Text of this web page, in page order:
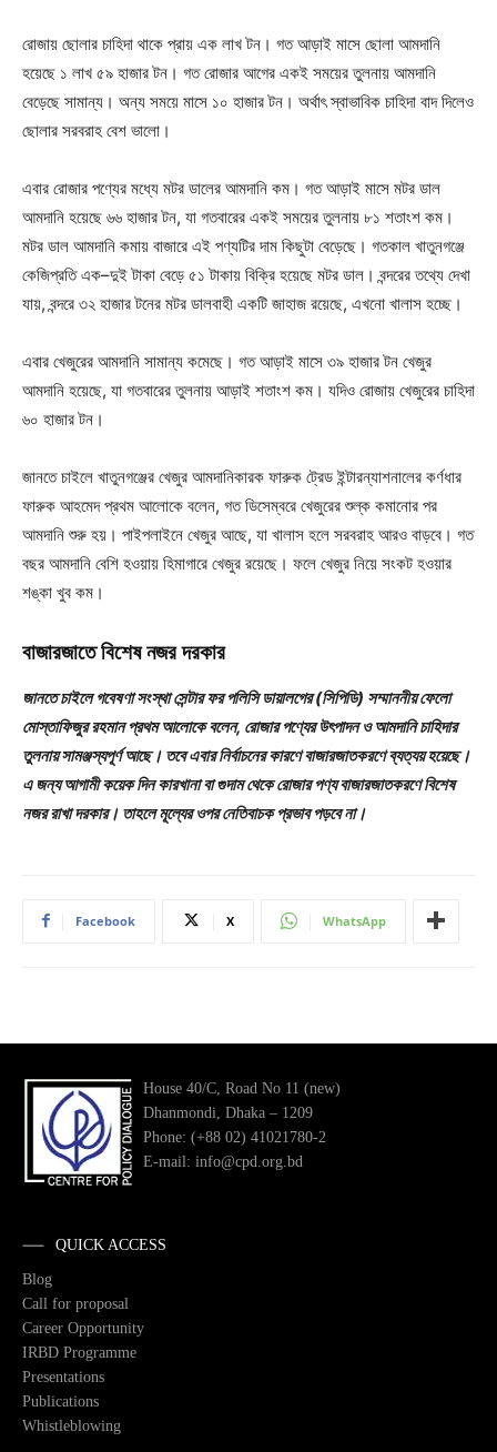
রোজায় ছোলার চাহিদা থাকে প্রায় এক লাখ টন। গত আড়াই মাসে ছোলা আমদানি
হয়েছে ১ লাখ ৫৯ হাজার টন। গত রোজার আগের একই সময়ের তুলনায় আমদানি
বেড়েছে সামান্য। অন্য সময়ে মাসে ১০ হাজার টন। অর্থাৎ স্বাভাবিক চাহিদা বাদ দিলেও
ছোলার সরবরাহ বেশ ভালো।
এবার রোজার পণ্যের মধ্যে মটর ডালের আমদানি কম। গত আড়াই মাসে মটর ডাল
আমদানি হয়েছে ৬৬ হাজার টন, যা গতবারের একই সময়ের তুলনায় ৮১ শতাংশ কম।
মটর ডাল আমদানি কমায় বাজারে এই পণ্যটির দাম কিছুটা বেড়েছে। গতকাল খাতুনগঞ্জে
কেজিপ্রতি এক–দুই টাকা বেড়ে ৫১ টাকায় বিক্রি হয়েছে মটর ডাল। বন্দরের তথ্যে দেখা
যায়, বন্দরে ৩২ হাজার টনের মটর ডালবাহী একটি জাহাজ রয়েছে, এখনো খালাস হচ্ছে।
এবার খেজুরের আমদানি সামান্য কমেছে। গত আড়াই মাসে ৩৯ হাজার টন খেজুর
আমদানি হয়েছে, যা গতবারের তুলনায় আড়াই শতাংশ কম। যদিও রোজায় খেজুরের চাহিদা
৬০ হাজার টন।
জানতে চাইলে খাতুনগঞ্জের খেজুর আমদানিকারক ফারুক ট্রেড ইন্টারন্যাশনালের কর্ণধার
ফারুক আহমেদ প্রথম আলোকে বলেন, গত ডিসেম্বরে খেজুরের শুল্ক কমানোর পর
আমদানি শুরু হয়। পাইপলাইনে খেজুর আছে, যা খালাস হলে সরবরাহ আরও বাড়বে। গত
বছর আমদানি বেশি হওয়ায় হিমাগারে খেজুর রয়েছে। ফলে খেজুর নিয়ে সংকট হওয়ার
শঙ্কা খুব কম।
বাজারজাতে বিশেষ নজর দরকার
জানতে চাইলে গবেষণা সংস্থা সেন্টার ফর পলিসি ডায়ালগের (সিপিডি) সম্মাননীয় ফেলো
মোস্তাফিজুর রহমান প্রথম আলোকে বলেন, রোজার পণ্যের উৎপাদন ও আমদানি চাহিদার
তুলনায় সামঞ্জস্যপূর্ণ আছে। তবে এবার নির্বাচনের কারণে বাজারজাতকরণে ব্যত্যয় হয়েছে।
এ জন্য আগামী কয়েক দিন কারখানা বা গুদাম থেকে রোজার পণ্য বাজারজাতকরণে বিশেষ
নজর রাখা দরকার। তাহলে মূল্যের ওপর নেতিবাচক প্রভাব পড়বে না।
Facebook X WhatsApp
House 40/C, Road No 11 (new)
Dhanmondi, Dhaka – 1209
Phone: (+88 02) 41021780-2
E-mail: info@cpd.org.bd
QUICK ACCESS
Blog
Call for proposal
Career Opportunity
IRBD Programme
Presentations
Publications
Whistleblowing